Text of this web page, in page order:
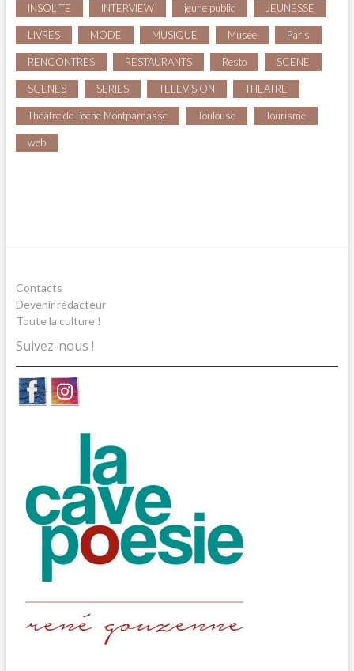
INSOLITE INTERVIEW jeune public JEUNESSE
LIVRES MODE MUSIQUE Musée Paris
RENCONTRES RESTAURANTS Resto SCENE
SCENES SERIES TELEVISION THEATRE
Théâtre de Poche Montparnasse Toulouse Tourisme
web
Contacts
Devenir rédacteur
Toute la culture !
Suivez-nous !